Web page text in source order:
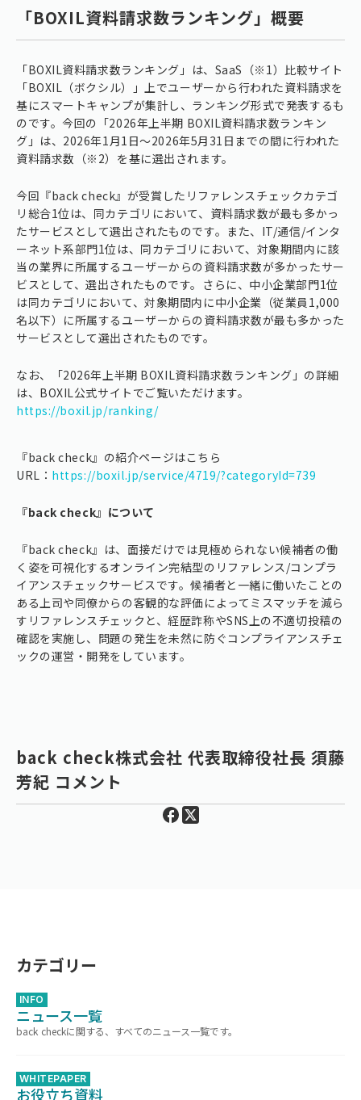
「BOXIL資料請求数ランキング」概要
「BOXIL資料請求数ランキング」は、SaaS（※1）比較サイト
「BOXIL（ボクシル）」上でユーザーから行われた資料請求を
基にスマートキャンプが集計し、ランキング形式で発表するも
のです。今回の「2026年上半期 BOXIL資料請求数ランキン
グ」は、2026年1月1日〜2026年5月31日までの間に行われた
資料請求数（※2）を基に選出されます。
今回『back check』が受賞したリファレンスチェックカテゴ
リ総合1位は、同カテゴリにおいて、資料請求数が最も多かっ
たサービスとして選出されたものです。また、IT/通信/インタ
ーネット系部門1位は、同カテゴリにおいて、対象期間内に該
当の業界に所属するユーザーからの資料請求数が多かったサー
ビスとして、選出されたものです。さらに、中小企業部門1位
は同カテゴリにおいて、対象期間内に中小企業（従業員1,000
名以下）に所属するユーザーからの資料請求数が最も多かった
サービスとして選出されたものです。
なお、「2026年上半期 BOXIL資料請求数ランキング」の詳細
は、BOXIL公式サイトでご覧いただけます。
https://boxil.jp/ranking/
『back check』の紹介ページはこちら
URL： https://boxil.jp/service/4719/?categoryId=739
『back check』について
『back check』は、面接だけでは見極められない候補者の働
く姿を可視化するオンライン完結型のリファレンス/コンプラ
イアンスチェックサービスです。候補者と一緒に働いたことの
ある上司や同僚からの客観的な評価によってミスマッチを減ら
すリファレンスチェックと、経歴詐称やSNS上の不適切投稿の
確認を実施し、問題の発生を未然に防ぐコンプライアンスチェ
ックの運営・開発をしています。
back check株式会社 代表取締役社長 須藤
芳紀 コメント
カテゴリー
INFO
ニュース一覧
back checkに関する、すべてのニュース一覧です。
WHITEPAPER
お役立ち資料